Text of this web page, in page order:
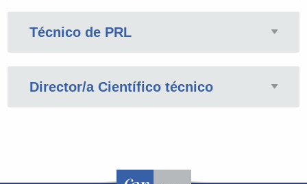
Técnico de PRL
Director/a Científico técnico